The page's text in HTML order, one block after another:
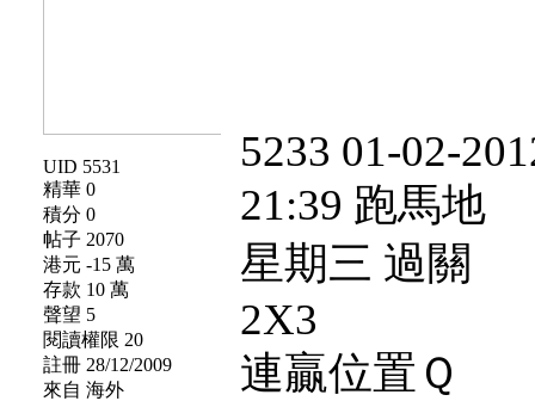
UID 5531
精華 0
積分 0
帖子 2070
港元 -15 萬
存款 10 萬
聲望 5
閱讀權限 20
註冊 28/12/2009
來自 海外
5233 01-02-
21:39 跑馬地
星期三 過關
2X3
連贏位置Ｑ